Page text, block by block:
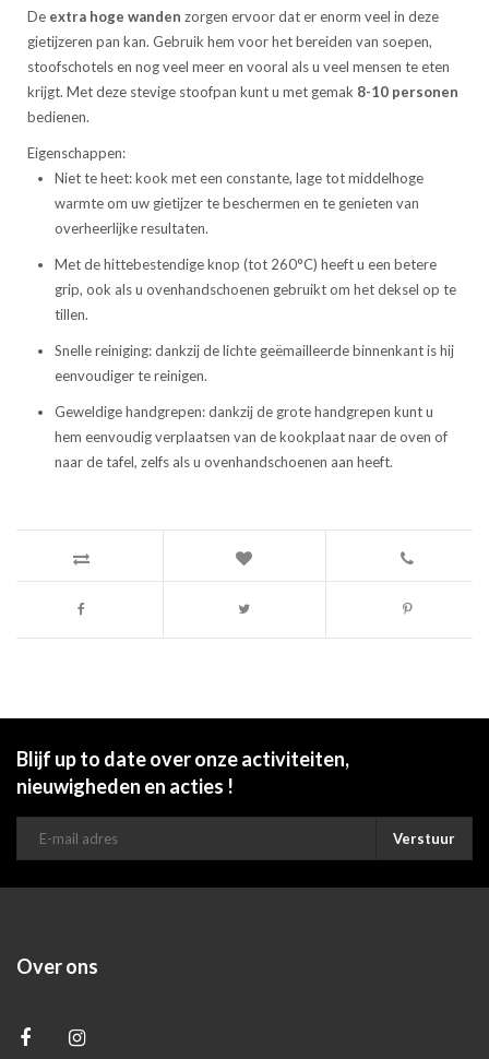
De extra hoge wanden zorgen ervoor dat er enorm veel in deze
gietijzeren pan kan. Gebruik hem voor het bereiden van soepen,
stoofschotels en nog veel meer en vooral als u veel mensen te eten
krijgt. Met deze stevige stoofpan kunt u met gemak 8-10 personen
bedienen.
Eigenschappen:
Niet te heet: kook met een constante, lage tot middelhoge
warmte om uw gietijzer te beschermen en te genieten van
overheerlijke resultaten.
Met de hittebestendige knop (tot 260°C) heeft u een betere
grip, ook als u ovenhandschoenen gebruikt om het deksel op te
tillen.
Snelle reiniging: dankzij de lichte geëmailleerde binnenkant is hij
eenvoudiger te reinigen.
Geweldige handgrepen: dankzij de grote handgrepen kunt u
hem eenvoudig verplaatsen van de kookplaat naar de oven of
naar de tafel, zelfs als u ovenhandschoenen aan heeft.
Blijf up to date over onze activiteiten,
nieuwigheden en acties !
Verstuur
Over ons